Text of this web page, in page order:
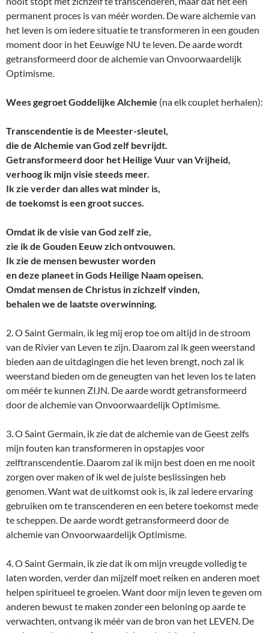
permanent proces is van méér worden. De ware alchemie van
het leven is om iedere situatie te transformeren in een gouden
moment door in het Eeuwige NU te leven. De aarde wordt
getransformeerd door de alchemie van Onvoorwaardelijk
Optimisme.
Wees gegroet Goddelijke Alchemie (na elk couplet herhalen):
Transcendentie is de Meester-sleutel,
die de Alchemie van God zelf bevrijdt.
Getransformeerd door het Heilige Vuur van Vrijheid,
verhoog ik mijn visie steeds meer.
Ik zie verder dan alles wat minder is,
de toekomst is een groot succes.
Omdat ik de visie van God zelf zie,
zie ik de Gouden Eeuw zich ontvouwen.
Ik zie de mensen bewuster worden
en deze planeet in Gods Heilige Naam opeisen.
Omdat mensen de Christus in zichzelf vinden,
behalen we de laatste overwinning.
2. O Saint Germain, ik leg mij erop toe om altijd in de stroom
van de Rivier van Leven te zijn. Daarom zal ik geen weerstand
bieden aan de uitdagingen die het leven brengt, noch zal ik
weerstand bieden om de geneugten van het leven los te laten
om méér te kunnen ZIJN. De aarde wordt getransformeerd
door de alchemie van Onvoorwaardelijk Optimisme.
3. O Saint Germain, ik zie dat de alchemie van de Geest zelfs
mijn fouten kan transformeren in opstapjes voor
zelftranscendentie. Daarom zal ik mijn best doen en me nooit
zorgen over maken of ik wel de juiste beslissingen heb
genomen. Want wat de uitkomst ook is, ik zal iedere ervaring
gebruiken om te transcenderen en een betere toekomst mede
te scheppen. De aarde wordt getransformeerd door de
alchemie van Onvoorwaardelijk Optimisme.
4. O Saint Germain, ik zie dat ik om mijn vreugde volledig te
laten worden, verder dan mijzelf moet reiken en anderen moet
helpen spiritueel te groeien. Want door mijn leven te geven om
anderen bewust te maken zonder een beloning op aarde te
verwachten, ontvang ik méér van de bron van het LEVEN. De